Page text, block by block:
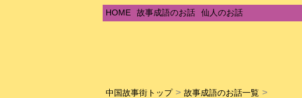
HOME 故事成語のお話 仙人のお話
中国故事街トップ 故事成語のお話一覧